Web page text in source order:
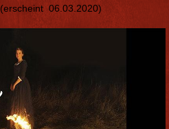
(erscheint 06.03.2020)